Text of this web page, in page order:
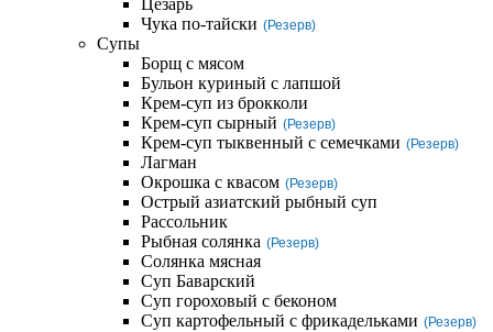
Цезарь
Чука по-тайски (Резерв)
Супы
Борщ с мясом
Бульон куриный с лапшой
Крем-суп из брокколи
Крем-суп сырный (Резерв)
Крем-суп тыквенный с семечками (Резерв)
Лагман
Окрошка с квасом (Резерв)
Острый азиатский рыбный суп
Рассольник
Рыбная солянка (Резерв)
Солянка мясная
Суп Баварский
Суп гороховый с беконом
Суп картофельный с фрикадельками (Резерв)